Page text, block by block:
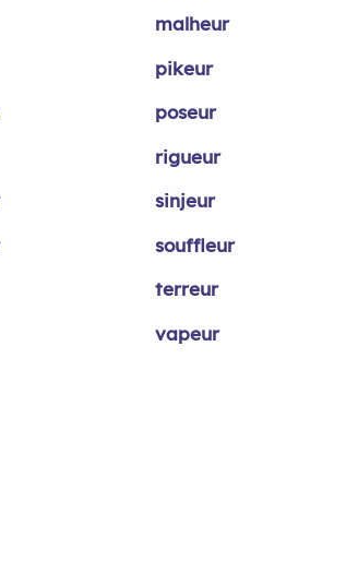
malheur
pikeur
poseur
rigueur
sinjeur
souffleur
terreur
vapeur